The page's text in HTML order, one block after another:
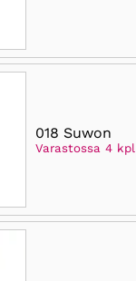
018 Suwon
Varastossa 4 kpl